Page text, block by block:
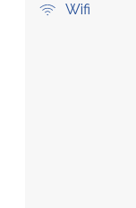
Wifi